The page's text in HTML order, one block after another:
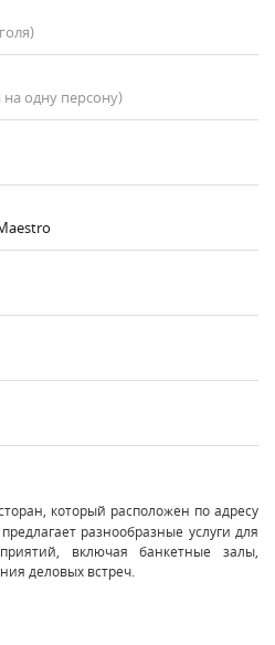
одну персону)
который расположен по адресу
разнообразные услуги для
включая банкетные залы,
деловых встреч.